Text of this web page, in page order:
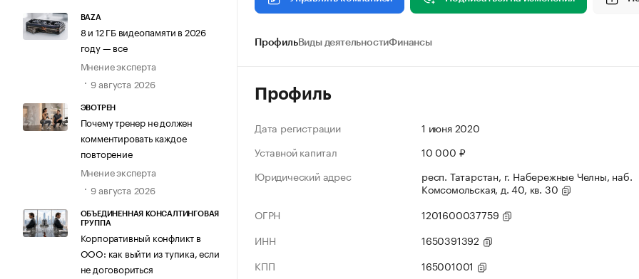
BAZA
8 и 12 ГБ видеопамяти в 2026
году — все
Мнение эксперта
9 августа 2026
ЭВОТРЕН
Почему тренер не должен
комментировать каждое
повторение
Мнение эксперта
9 августа 2026
ОБЪЕДИНЕННАЯ КОНСАЛТИНГОВАЯ
ГРУППА
Корпоративный конфликт в
ООО: как выйти из тупика, если
не договориться
ПрофильВиды деятельностиФинансы
Профиль
Дата регистрации
1 июня 2020
Уставной капитал
10 000 ₽
Юридический адрес
респ. Татарстан, г. Набережные Челны, наб.
Комсомольская, д. 40, кв. 30
ОГРН
1201600037759
ИНН
1650391392
КПП
165001001